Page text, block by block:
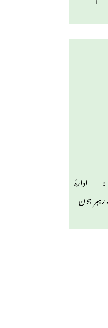
ملنے کاپتا : ادارۂ
جناب رہبر جون